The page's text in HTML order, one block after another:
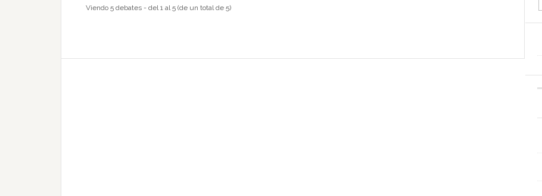
Viendo 5 debates - del 1 al 5 (de un total de 5)